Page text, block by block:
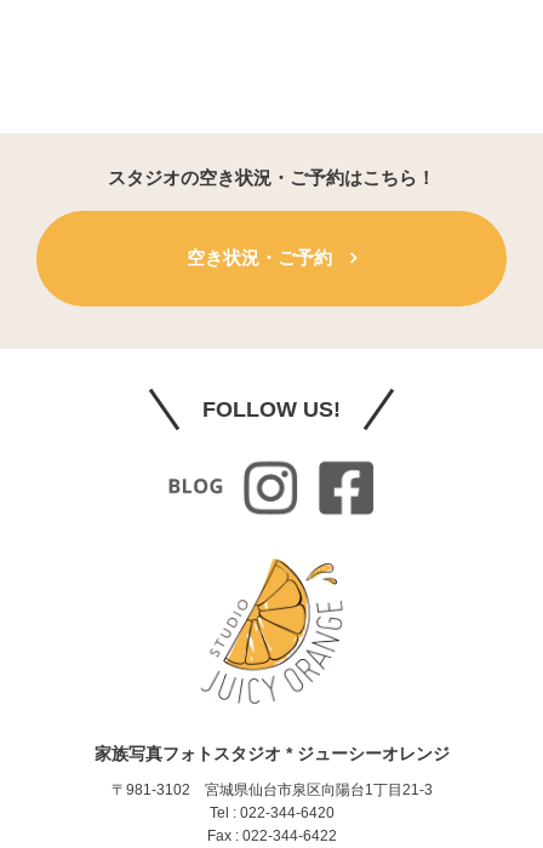
スタジオの空き状況・ご予約はこちら！
空き状況・ご予約
FOLLOW US!
家族写真フォトスタジオ * ジューシーオレンジ
〒981-3102 宮城県仙台市泉区向陽台1丁目21-3
Tel : 022-344-6420
Fax : 022-344-6422